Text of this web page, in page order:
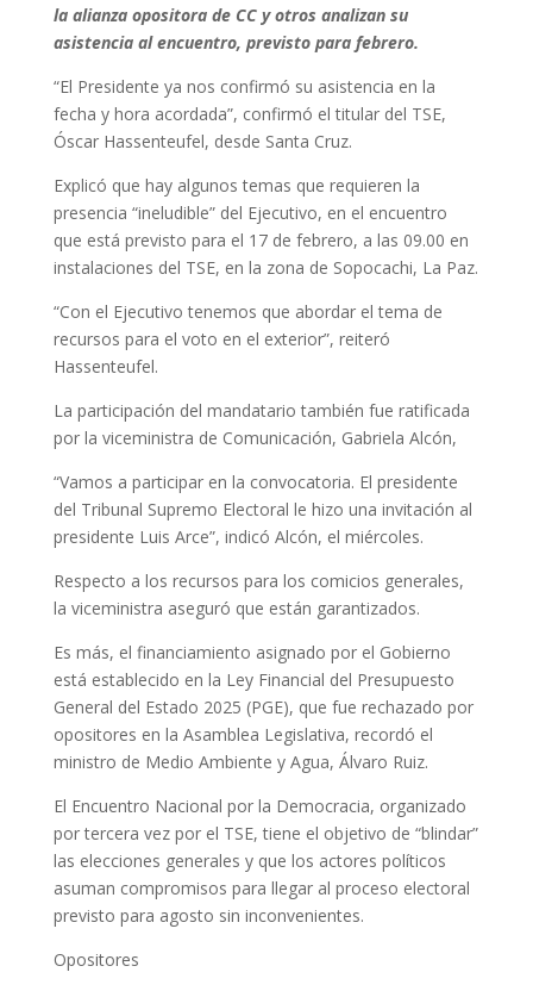
la alianza opositora de CC y otros analizan su
asistencia al encuentro, previsto para febrero.
“El Presidente ya nos confirmó su asistencia en la
fecha y hora acordada”, confirmó el titular del TSE,
Óscar Hassenteufel, desde Santa Cruz.
Explicó que hay algunos temas que requieren la
presencia “ineludible” del Ejecutivo, en el encuentro
que está previsto para el 17 de febrero, a las 09.00 en
instalaciones del TSE, en la zona de Sopocachi, La Paz.
“Con el Ejecutivo tenemos que abordar el tema de
recursos para el voto en el exterior”, reiteró
Hassenteufel.
La participación del mandatario también fue ratificada
por la viceministra de Comunicación, Gabriela Alcón,
“Vamos a participar en la convocatoria. El presidente
del Tribunal Supremo Electoral le hizo una invitación al
presidente Luis Arce”, indicó Alcón, el miércoles.
Respecto a los recursos para los comicios generales,
la viceministra aseguró que están garantizados.
Es más, el financiamiento asignado por el Gobierno
está establecido en la Ley Financial del Presupuesto
General del Estado 2025 (PGE), que fue rechazado por
opositores en la Asamblea Legislativa, recordó el
ministro de Medio Ambiente y Agua, Álvaro Ruiz.
El Encuentro Nacional por la Democracia, organizado
por tercera vez por el TSE, tiene el objetivo de “blindar”
las elecciones generales y que los actores políticos
asuman compromisos para llegar al proceso electoral
previsto para agosto sin inconvenientes.
Opositores